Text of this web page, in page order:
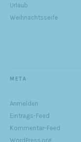
Urlaub
Weihnachtsseife
META
Anmelden
Eintrags-Feed
Kommentar-Feed
WordPress.org